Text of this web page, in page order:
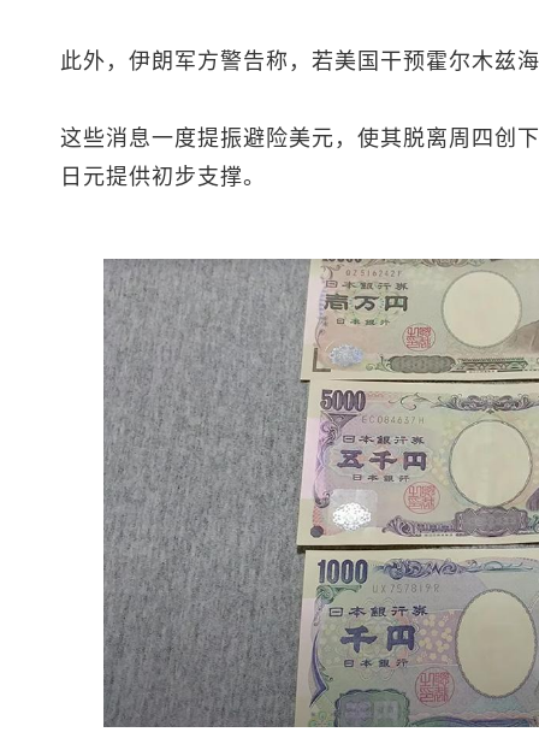
此外，伊朗军方警告称，若美国干预霍尔木兹
这些消息一度提振避险美元，使其脱离周四创
日元提供初步支撑。